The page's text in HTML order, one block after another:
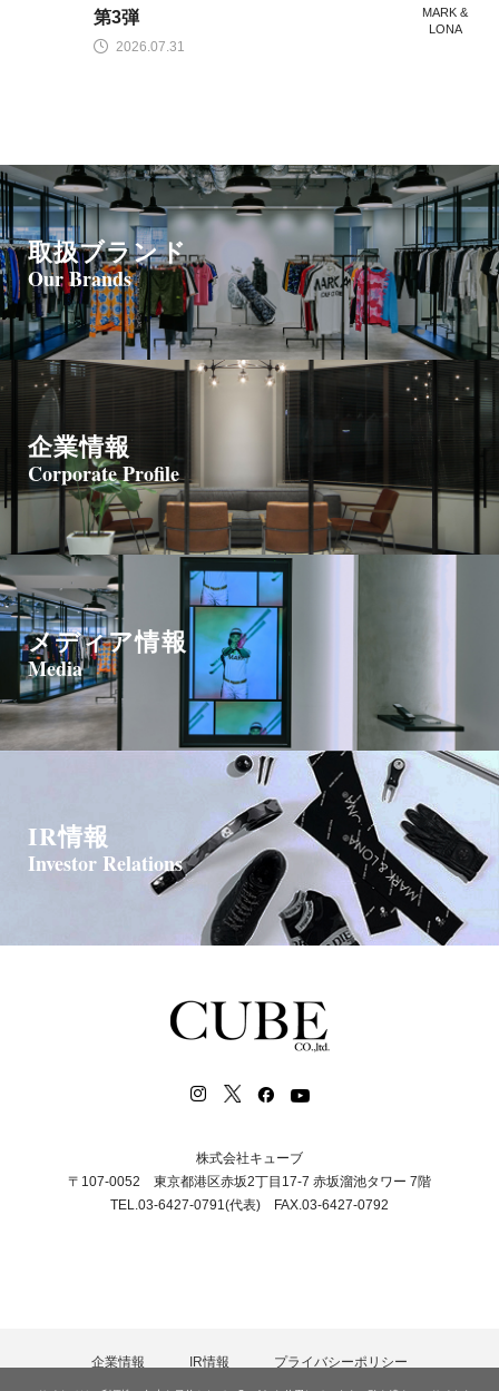
MARK &
LONA
2026.07.28
LLECTION
取扱ブランド
Our Brands
企業情報
Corporate Profile
メディア情報
Media
IR情報
Investor Relations
株式会社キューブ
〒107-0052 東京都港区赤坂2丁目17-7 赤坂溜池タワー 7階
TEL.03-6427-0791(代表) FAX.03-6427-0792
企業情報 IR情報
プライバシーポリシー
カスタマーハラスメント等に対する基本方針